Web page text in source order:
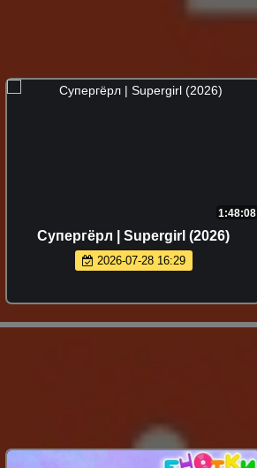
1:48:08
Супергёрл | Supergirl (2026)
2026-07-28 16:29